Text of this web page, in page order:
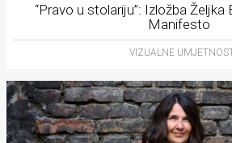
“Pravo u stolariju”: Izložba Željka
Manifesto
VIZUALNE